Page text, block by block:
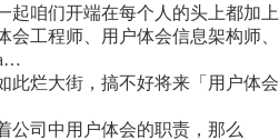
起咱们开端在每个人的头上都加上
会工程师、用户体会信息架构师、
此烂大街，搞不好将来「用户体会
公司中用户体会的职责，那么